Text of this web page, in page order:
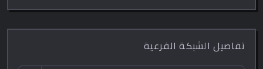
تفاصيل الشبكة الفرعية